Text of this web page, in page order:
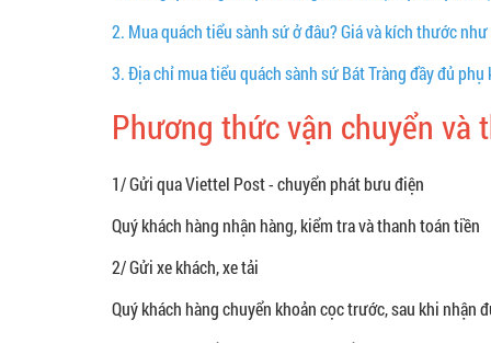
2. Mua quách tiểu sành sứ ở đâu? Giá và kích thước
3.Địa chỉ mua tiểu quách sành sứ Bát Tràng đầy đủ phụ
Phương thức vận chuyển và
1/ Gửi qua Viettel Post - chuyển phát bưu điện
Quý khách hàng nhận hàng, kiểm tra và thanh toán tiền
2/ Gửi xe khách, xe tải
Quý khách hàng chuyển khoản cọc trước, sau khi nhận